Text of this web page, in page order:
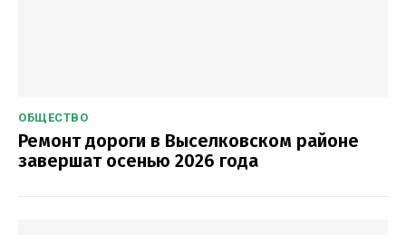
ОБЩЕСТВО
Ремонт дороги в Выселковском районе
завершат осенью 2026 года